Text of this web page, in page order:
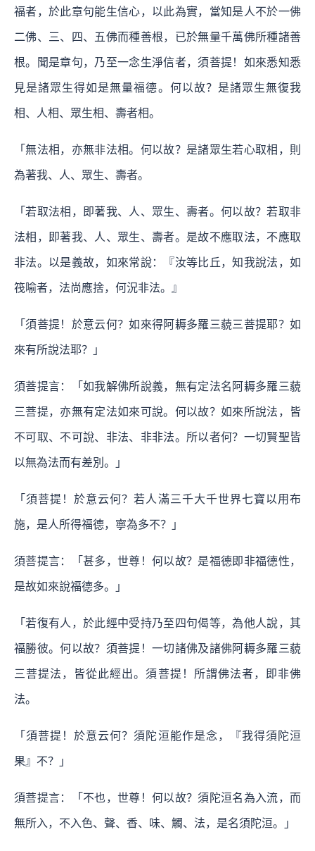
福者，於此章句能生信心，以此為實，當知是人不於一佛
二佛、三、四、五佛而種善根，已於無量千萬佛所種諸善
根。聞是章句，乃至一念生淨信者，須菩提！如來悉知悉
見是諸眾生得如是無量福德。何以故？是諸眾生無復我
相、人相、眾生相、壽者相。
「無法相，亦無非法相。何以故？是諸眾生若心取相，則
為著我、人、眾生、壽者。
「若取法相，即著我、人、眾生、壽者。何以故？若取非
法相，即著我、人、眾生、壽者。是故不應取法，不應取
非法。以是義故，如來常說：『汝等比丘，知我說法，如
筏喻者，法尚應捨，何況非法。』
「須菩提！於意云何？如來得阿耨多羅三藐三菩提耶？如
來有所說法耶？」
須菩提言：「如我解佛所說義，無有定法名阿耨多羅三藐
三菩提，亦無有定法如來可說。何以故？如來所說法，皆
不可取、不可說、非法、非非法。所以者何？一切賢聖皆
以無為法而有差別。」
「須菩提！於意云何？若人滿三千大千世界七寶以用布
施，是人所得福德，寧為多不？」
須菩提言：「甚多，世尊！何以故？是福德即非福德性，
是故如來說福德多。」
「若復有人，於此經中受持乃至四句偈等，為他人說，其
福勝彼。何以故？須菩提！一切諸佛及諸佛阿耨多羅三藐
三菩提法，皆從此經出。須菩提！所謂佛法者，即非佛
法。
「須菩提！於意云何？須陀洹能作是念，『我得須陀洹
果』不？」
須菩提言：「不也，世尊！何以故？須陀洹名為入流，而
無所入，不入色、聲、香、味、觸、法，是名須陀洹。」